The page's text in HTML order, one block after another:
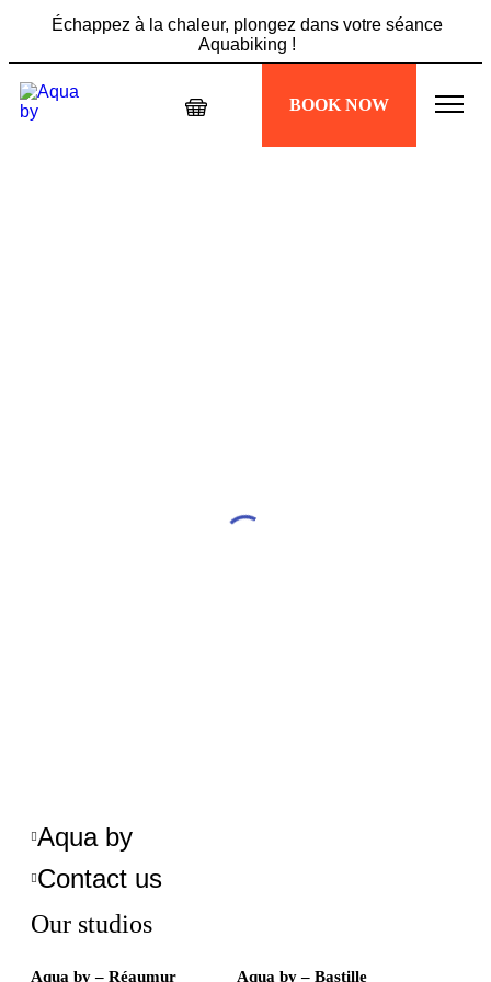
Échappez à la chaleur, plongez dans votre séance
Aquabiking !
Ne manquez pas l'offre Summer Vibes : 5 sessions à 89€,
profitez-en maintenant !BOOK NOW
Aqua by
Contact us
Our studios
Aqua by – Réaumur Aqua by – Bastille